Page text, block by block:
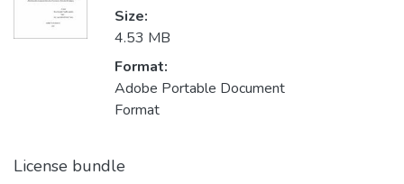
Size:
4.53 MB
Format:
Adobe Portable Document
Format
License bundle